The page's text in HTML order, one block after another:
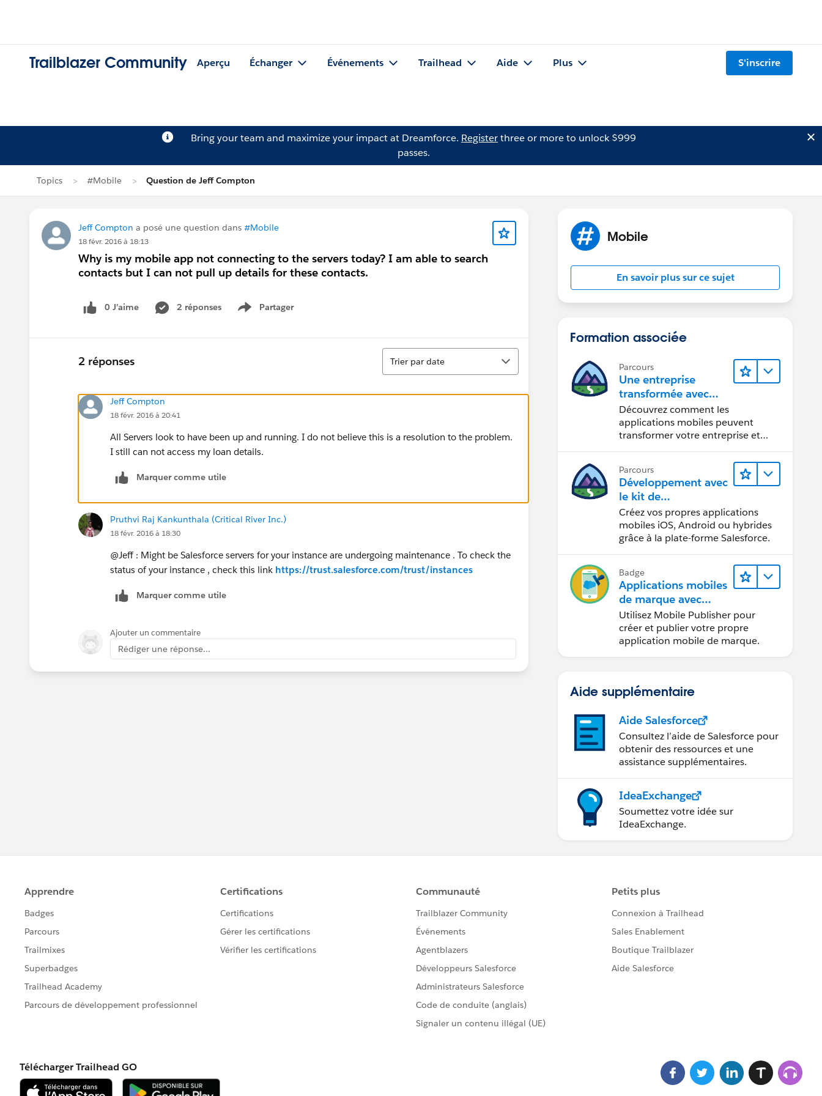
Trailblazer Community Aperçu Échanger Événements Trailhead Aide Plus S'inscrire
Bring your team and maximize your impact at Dreamforce. Registerthree or more to unlock $999
passes.
Topics #Mobile Question de Jeff Compton
Jeff Compton a posé une question dans #Mobile
18 févr. 2016 à 18:13
Why is my mobile app not connecting to the servers today? I am able to search
contacts but I can not pull up details for these contacts.
0 J’aime 2 réponses Partager
Show menu
2 réponses
Tri
Trier par date
Jeff Compton
18 févr. 2016 à 20:41
All Servers look to have been up and running. I do not believe this is a resolution to the problem.
I still can not access my loan details.
Marquer comme utile
Pruthvi Raj Kankunthala (Critical River Inc.)
18 févr. 2016 à 18:30
@Jeff : Might be Salesforce servers for your instance are undergoing maintenance . To check the
status of your instance , check this link https://trust.salesforce.com/trust/instances
Marquer comme utile
Ajouter un commentaire
Rédiger une réponse...
Mobile
En savoir plus sur ce sujet
Formation associée
Parcours
Une entreprise
transformée avec
Mobile
Découvrez comment les
applications mobiles peuvent
transformer votre entreprise et
Parcours
Développement avec
le kit de
développement
mobile
Créez vos propres applications
mobiles iOS, Android ou hybrides
grâce à la plate-forme Salesforce.
Badge
Applications mobiles
de marque avec
Mobile Publisher
Utilisez Mobile Publisher pour
créer et publier votre propre
application mobile de marque.
Aide supplémentaire
Aide Salesforce
Consultez l’aide de Salesforce pour
obtenir des ressources et une
assistance supplémentaires.
IdeaExchange
Soumettez votre idée sur
IdeaExchange.